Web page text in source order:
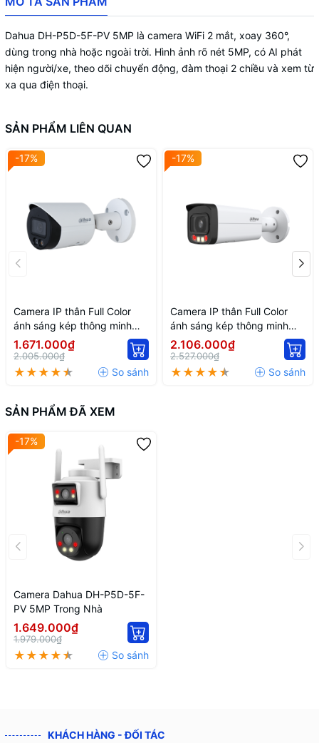
Dahua DH-P5D-5F-PV 5MP là camera WiFi 2 mắt, xoay 360°,
dùng trong nhà hoặc ngoài trời. Hình ảnh rõ nét 5MP, có AI phát
hiện người/xe, theo dõi chuyển động, đàm thoại 2 chiều và xem từ
xa qua điện thoại.
SẢN PHẨM LIÊN QUAN
-17%
Camera IP thân Full Color
ánh sáng kép thông minh
2MP DH-IPC-HFW2249S-S-
IL
1.671.000₫
2.005.000₫
-17%
Camera IP thân Full Color
ánh sáng kép thông minh
DH-IPC-HFW2449T-AS-IL
2.106.000₫
2.527.000₫
SẢN PHẨM ĐÃ XEM
-17%
Camera Dahua DH-P5D-5F-
PV 5MP Trong Nhà
1.649.000₫
1.979.000₫
KHÁCH HÀNG - ĐỐI TÁC